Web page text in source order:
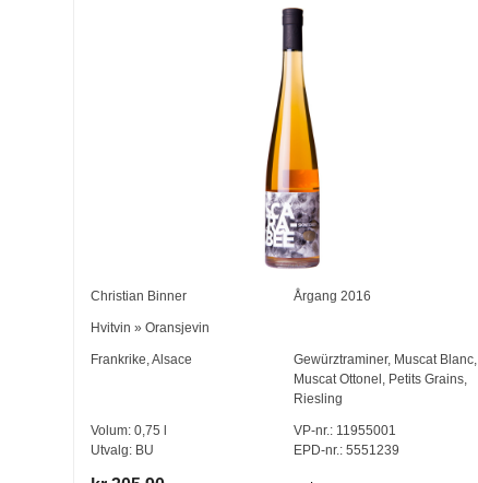
Christian Binner Årgang 2016
Hvitvin »Oransjevin
Frankrike,Alsace Gewürztraminer, Muscat Blanc,
Muscat Ottonel , Petits Grains,
Riesling
Volum:0,75
Utvalg: BU
VP-nr.:11955001
EPD-nr.: 5551239